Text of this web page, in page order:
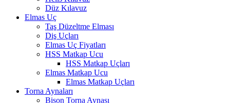
Düz Kılavuz
Elmas Uç
Taş Düzeltme Elması
Diş Uçları
Elmas Uç Fiyatları
HSS Matkap Ucu
HSS Matkap Uçları
Elmas Matkap Ucu
Elmas Matkap Uçları
Torna Aynaları
Bison Torna Aynası